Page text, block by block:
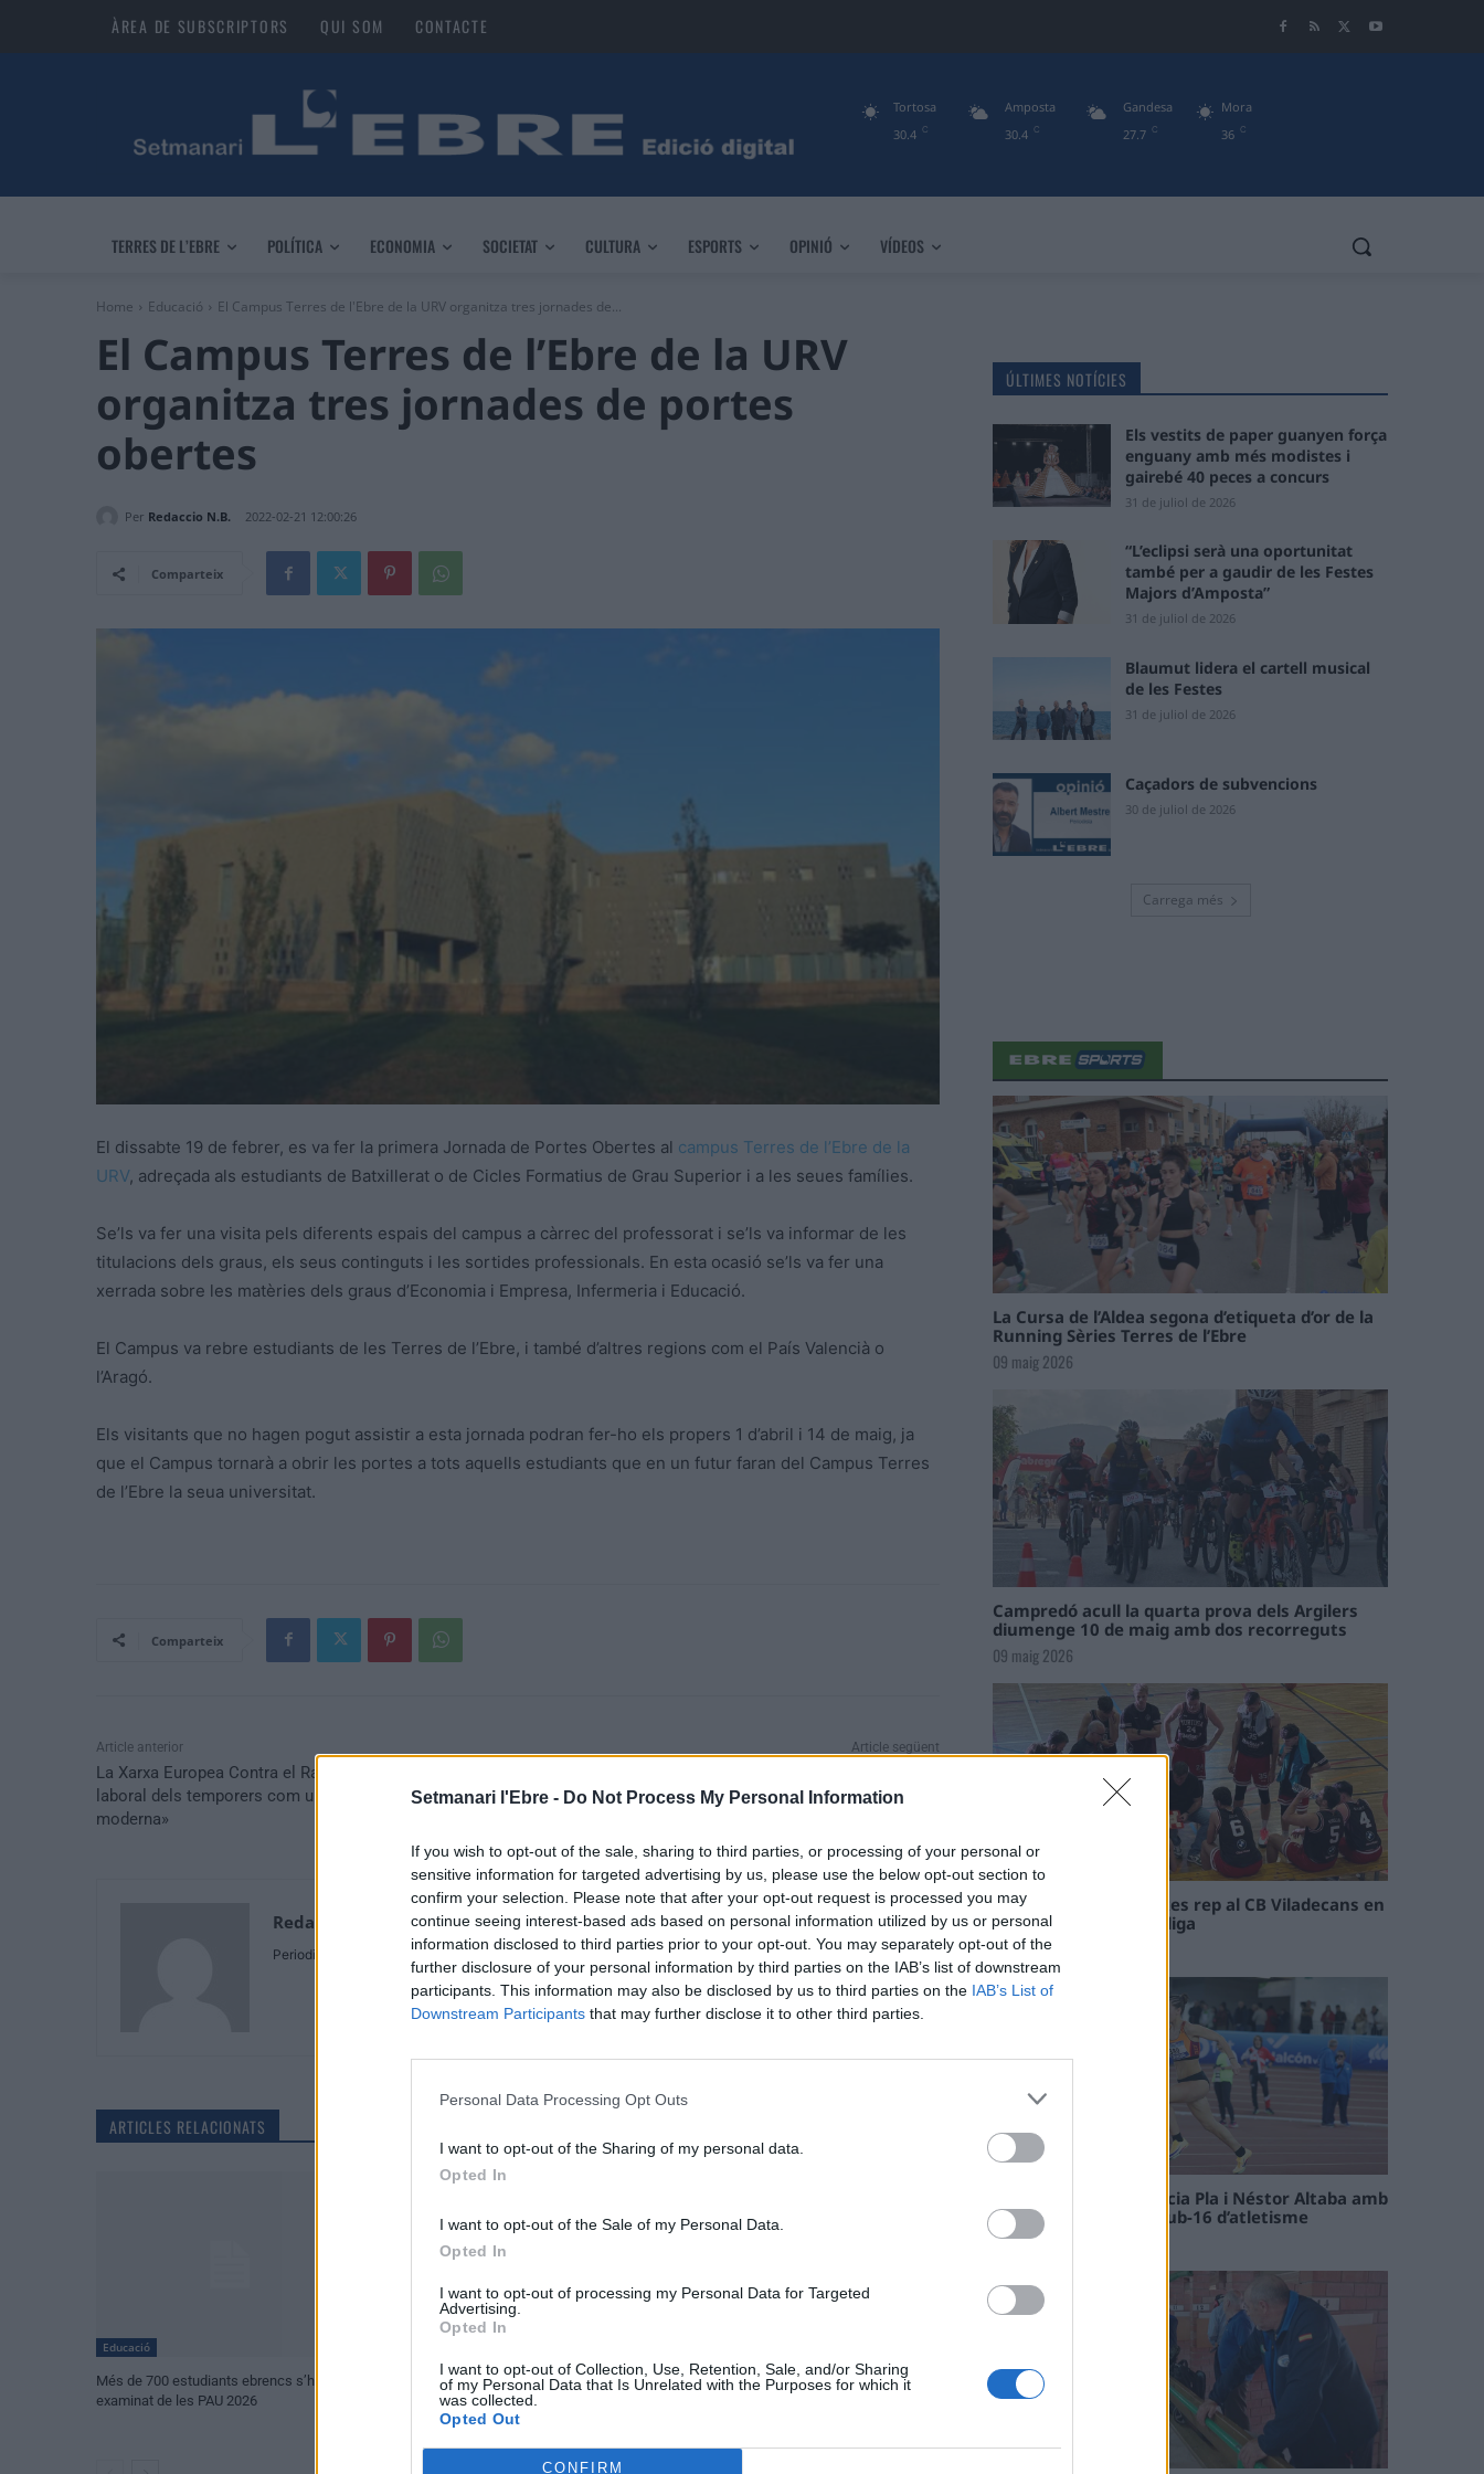
Setmanari l'Ebre - Do Not Process My Personal Information
If you wish to opt-out of the sale, sharing to third parties, or processing of your personal or
sensitive information for targeted advertising by us, please use the below opt-out section to
confirm your selection. Please note that after your opt-out request is processed you may
continue seeing interest-based ads based on personal information utilized by us or personal
information disclosed to third parties prior to your opt-out. You may separately opt-out of the
further disclosure of your personal information by third parties on the IAB’s list of downstream
participants. This information may also be disclosed by us to third parties on the IAB’s List of
Downstream Participants that may further disclose it to other third parties.
Personal Data Processing Opt Outs
I want to opt-out of the Sharing of my personal data.
Opted In
I want to opt-out of the Sale of my Personal Data.
Opted In
I want to opt-out of processing my Personal Data for Targeted
Advertising.
Opted In
I want to opt-out of Collection, Use, Retention, Sale, and/or Sharing
of my Personal Data that Is Unrelated with the Purposes for which it
was collected.
Opted Out
CONFIRM
ÀREA DE SUBSCRIPTORS QUI SOM CONTACTE
30.4 C
Tortosa
30.4 C
Amposta
27.7 C
Gandesa
36 C
Mora
TERRES DE L’EBRE POLÍTICA ECONOMIA SOCIETAT CULTURA ESPORTS OPINIÓ VÍDEOS
Home Educació El Campus Terres de l'Ebre de la URV organitza tres jornades de...
El Campus Terres de l’Ebre de la URV
organitza tres jornades de portes
obertes
Per Redaccio N.B. 2022-02-21 12:00:26
Comparteix
El dissabte 19 de febrer, es va fer la primera Jornada de Portes Obertes al campus Terres de l’Ebre de la
URV, adreçada als estudiants de Batxillerat o de Cicles Formatius de Grau Superior i a les seues famílies.
Se’ls va fer una visita pels diferents espais del campus a càrrec del professorat i se’ls va informar de les
titulacions dels graus, els seus continguts i les sortides professionals. En esta ocasió se’ls va fer una
xerrada sobre les matèries dels graus d’Economia i Empresa, Infermeria i Educació.
El Campus va rebre estudiants de les Terres de l’Ebre, i també d’altres regions com el País Valencià o
l’Aragó.
Els visitants que no hagen pogut assistir a esta jornada podran fer-ho els propers 1 d’abril i 14 de maig, ja
que el Campus tornarà a obrir les portes a tots aquells estudiants que en un futur faran del Campus Terres
de l’Ebre la seua universitat.
Comparteix
Article anterior
La Xarxa Europea Contra el Racisme veu la situació
laboral dels temporers com una forma «d’esclavitud
moderna»
Article següent
d’aturar el càncer de mama metastàtic
Redaccio N.B.
Periodista
ARTICLES RELACIONATS
Educació
Més de 700 estudiants ebrencs s’han
examinat de les PAU 2026
Més de 700 estudiants ebrencs s’han
examinat de les PAU 2026
El Premi Federico Mayor Zaragoza convida
ÚLTIMES NOTÍCIES
Els vestits de paper guanyen força
enguany amb més modistes i
gairebé 40 peces a concurs
31 de juliol de 2026
“L’eclipsi serà una oportunitat
també per a gaudir de les Festes
Majors d’Amposta”
31 de juliol de 2026
Blaumut lidera el cartell musical
de les Festes
31 de juliol de 2026
Caçadors de subvencions
30 de juliol de 2026
Carrega més
La Cursa de l’Aldea segona d’etiqueta d’or de la
Running Sèries Terres de l’Ebre
09 maig 2026
Campredó acull la quarta prova dels Argilers
diumenge 10 de maig amb dos recorreguts
09 maig 2026
El Cantaires amb baixes rep al CB Viladecans en
el tram decisiu de la lliga
09 maig 2026
Paula Sintorres, Patrícia Pla i Néstor Altaba amb
la selecció catalana sub-16 d’atletisme
08 maig 2026